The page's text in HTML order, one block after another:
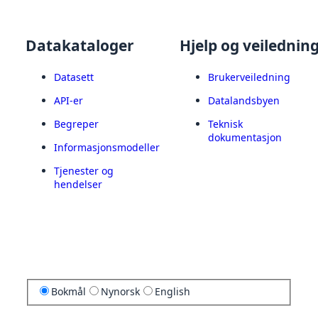
Datakataloger
Datasett
API-er
Begreper
Informasjonsmodeller
Tjenester og
hendelser
Hjelp og
Brukerveiledning
Datalandsbyen
Teknisk
dokumentasjon
Bokmål Nynorsk English